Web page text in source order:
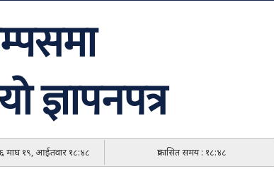
ज्ञापनपत्र
माघ १९, आईतवार १८:४८ प्रकासित समय : १८:४८